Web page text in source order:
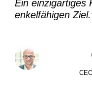
Ein einzigartiges
enkelfähigen